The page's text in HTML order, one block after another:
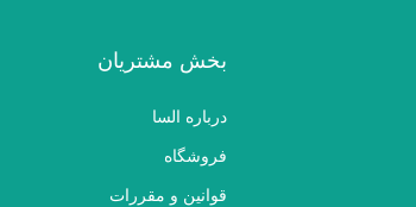
بخش مشتریان
درباره السا
فروشگاه
قوانین و مقررات